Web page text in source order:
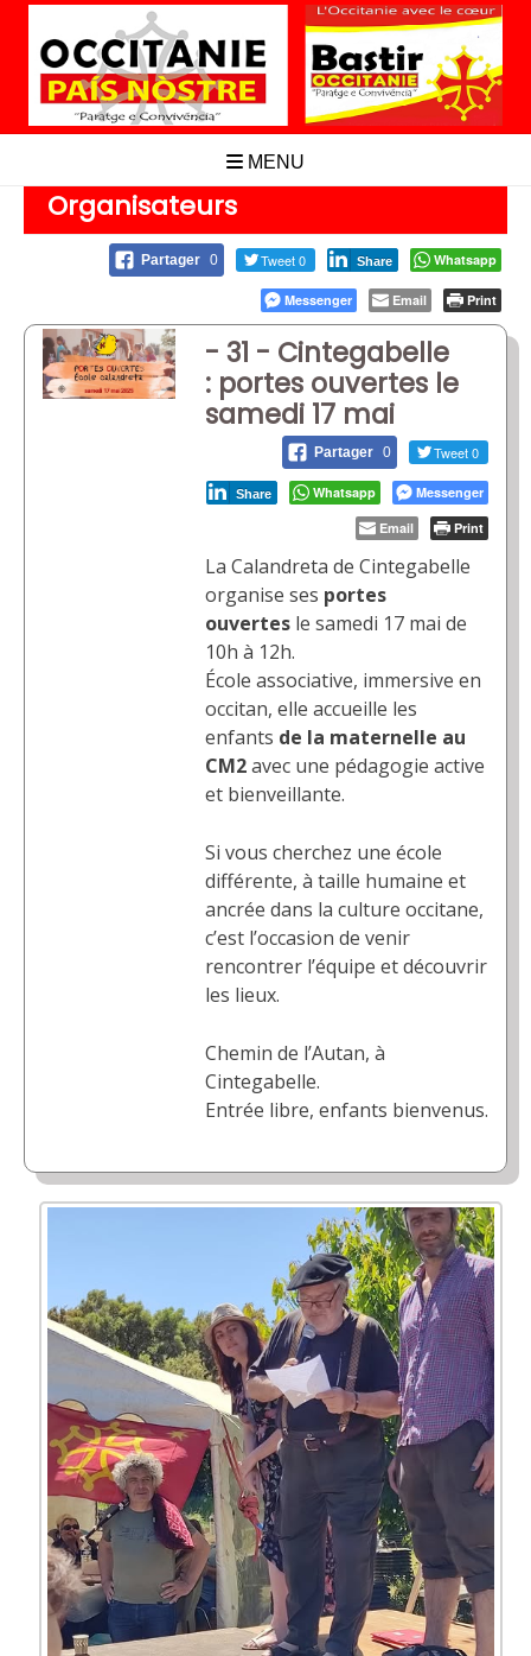
Aller
contenu
MENU
Organisateurs
Partager 0 Tweet 0 Share Whatsapp
Messenger Email Print
- 31 - Cintegabelle
: portes ouvertes le
samedi 17 mai
Partager 0 Tweet 0
Share Whatsapp
Messenger
Email
Print
La Calandreta de Cintegabelle
organise ses portes
ouvertes le samedi 17 mai de
10h à 12h.
École associative, immersive en
occitan, elle accueille les
enfants de la maternelle au
CM2avec une pédagogie active
et bienveillante.
Si vous cherchez une école
différente, à taille humaine et
ancrée dans la culture occitane,
c’est l’occasion de venir
rencontrer l’équipe et découvrir
les lieux.
Chemin de l’Autan, à
Cintegabelle.
Entrée libre, enfants bienvenus.